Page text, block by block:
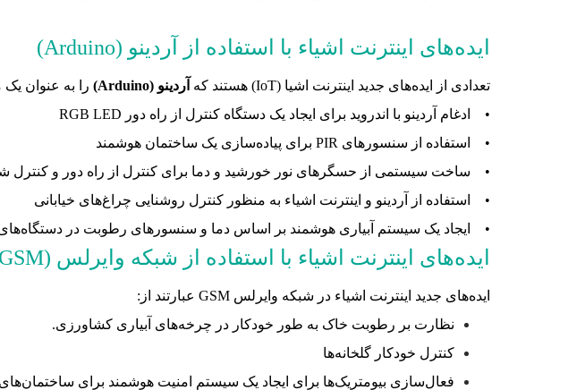
ایده‌های اینترنت اشیاء با استفاده از آردینو (Arduino)
تعدادی از ایده‌های جدید اینترنت اشیا (IoT) هستند که آردینو (Arduino)
را به عنوان یک
• ادغام آردینو با اندروید برای ایجاد یک دستگاه کنترل از راه دور RGB LED
• استفاده از سنسورهای PIR برای پیاده‌سازی یک ساختمان هوشمند
• ساخت سیستمی از حسگرهای نور خورشید و دما برای کنترل از راه دور و کنترل
• استفاده از آردینو و اینترنت اشیاء به منظور کنترل روشنایی چراغ‌های خیابانی
• ایجاد یک سیستم آبیاری هوشمند بر اساس دما و سنسورهای رطوبت در دستگاه‌های
ایده‌های اینترنت اشیاء با استفاده از شبکه وایرلس (GSM)
ایده‌های جدید اینترنت اشیاء در شبکه وایرلس GSM عبارتند از:
نظارت بر رطوبت خاک به طور خودکار در چرخه‌های آبیاری کشاورزی.
کنترل خودکار گلخانه‌ها
فعال‌سازی بیومتریک‌ها برای ایجاد یک سیستم امنیت هوشمند برای